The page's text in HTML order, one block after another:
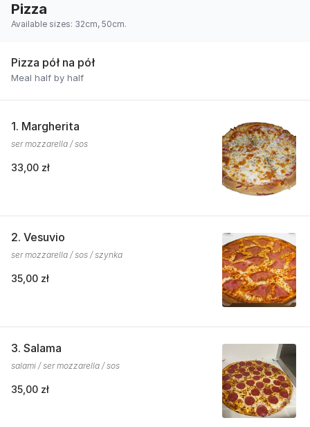
Pizza
Available sizes: 32cm, 50cm.
Pizza pół na pół
Meal half by half
1. Margherita
ser mozzarella / sos
33,00 zł
2. Vesuvio
ser mozzarella / sos / szynka
35,00 zł
3. Salama
salami / ser mozzarella / sos
35,00 zł